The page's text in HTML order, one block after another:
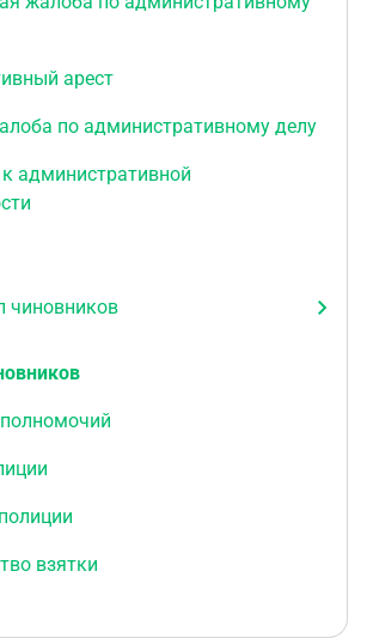
арест
по административному делу
административной
чиновников
взятки